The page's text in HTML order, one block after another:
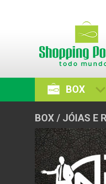
BOX
BOX / JÓIAS E